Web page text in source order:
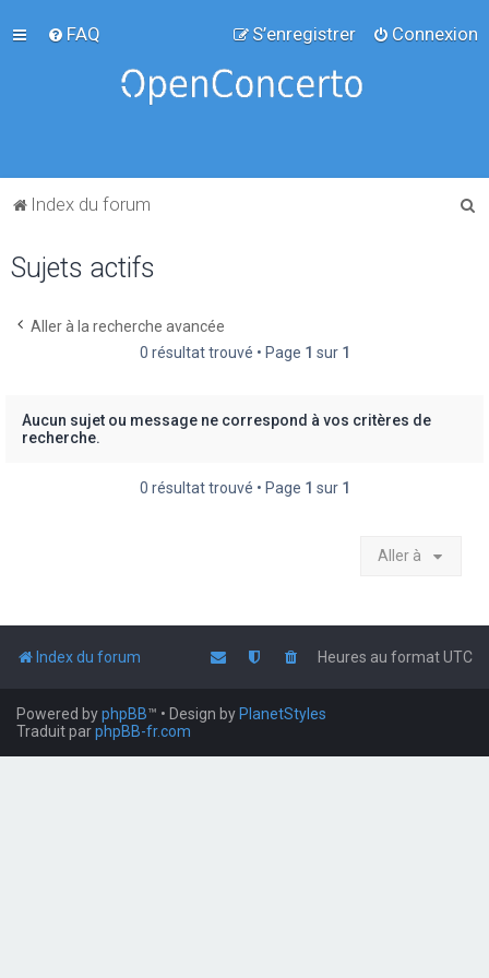
FAQ Connexion
S’enregistrer
Index du forum
Sujets actifs
Aller à la recherche avancée
0 résultat trouvé • Page 1 sur 1
Aucun sujet ou message ne correspond à vos critères de
recherche.
0 résultat trouvé • Page 1 sur 1
Aller à
Index du forum Heures au formatUTC
Powered byphpBB™ • Design by PlanetStyles
Traduit parphpBB-fr.com